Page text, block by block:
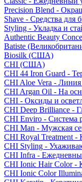
Precision Blend -
Shave - Средства для
Styling - Укладка и
Authentic Beauty
Batiste
Biosilk (США)
CHI (США)
CHI 44 Iron Guard -
CHI Aloe Vera - Линия
CHI Argan Oil - На
CHI - Оксиды и
CHI Deep Brilliance -
CHI Enviro - Система
CHI Man - Мужская
CHI Royal Treatment -
CHI Styling -
CHI Infra -
CHI Ionic Hair Color -
CHI Ionic Color